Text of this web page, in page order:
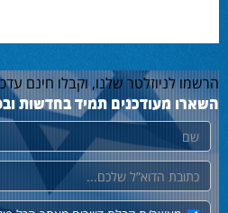
הרשמו לניוזלטר שלנו, וקבלו חינם
השארו מעודכנים תמיד בחדשות
שם
דוא"ל